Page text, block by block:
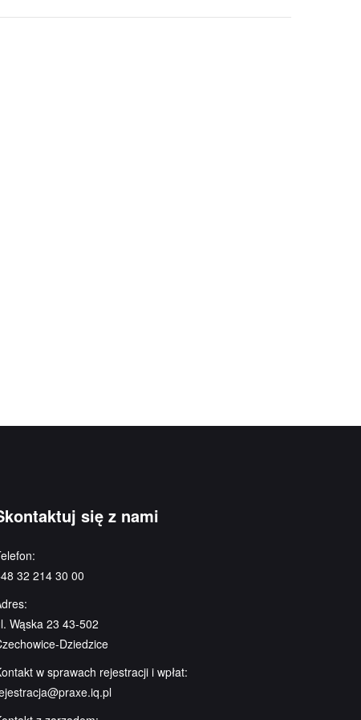
się z nami
32 214 30 00
Wąska 23 43-502
Dziedzice
w sprawach rejestracji i wpłat: